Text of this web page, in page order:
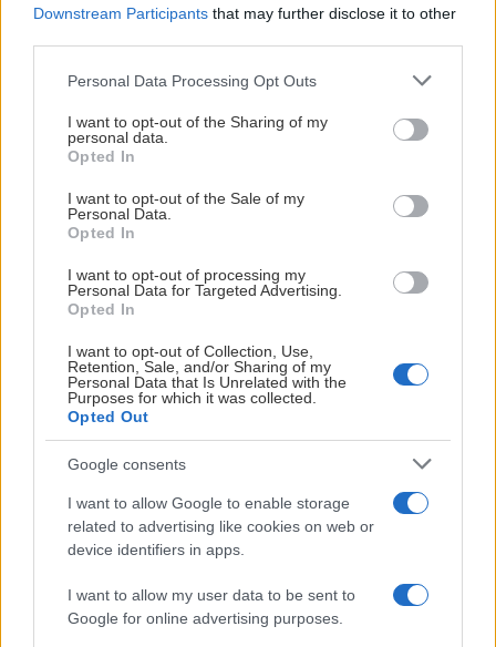
Downstream Participants that may further disclose it to other
Please note that this website/app uses one or more Google
not limited to your visit or usage behaviour. You may click to
grant or deny consent to Google and its third-party tags to
use your data for below specified purposes in below Google
consent section.
Personal Data Processing Opt Outs
I want to opt-out of the Sharing of my
personal data.
Opted In
I want to opt-out of the Sale of my
Personal Data.
Opted In
I want to opt-out of processing my
Personal Data for Targeted Advertising.
Opted In
I want to opt-out of Collection, Use,
Retention, Sale, and/or Sharing of my
Personal Data that Is Unrelated with the
Purposes for which it was collected.
Opted Out
Google consents
I want to allow Google to enable storage
related to advertising like cookies on web or
device identifiers in apps.
I want to allow my user data to be sent to
Google for online advertising purposes.
Matchvärdslogen –
Vår nybyggda
hörnloge för
tillgänglig på plan 3
För 26 personer
läktaren.
Du kan se hela
från logen med
utsikt över hela
Middag och
inför match
Konferensutrustning
Z-logen –
Konferensloge som
finns tillgänglig på
restaurangen.
personer med
tillhörande
läktaren
inför match
finns att tillgå
Visa mer
VILL DU HYRA LOGE? HÖR AV DIG TILL OSS!